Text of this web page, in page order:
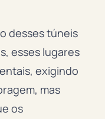
desses túneis
esses lugares
exigindo
mas
os